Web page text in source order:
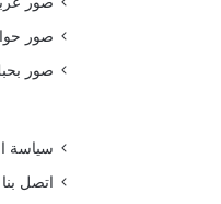
صور
صور
سياسة
اتصل بنا